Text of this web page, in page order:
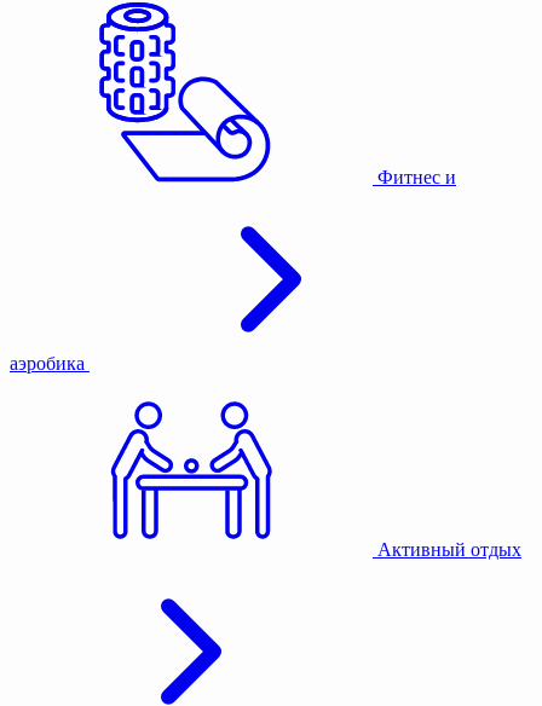
Фитнес и
аэробика
Активный отдых